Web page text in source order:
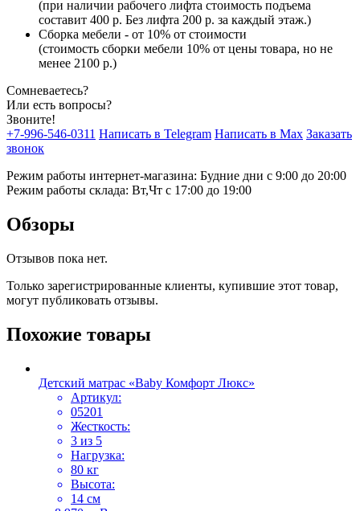
(при наличии рабочего лифта стоимость подъема
составит 400 р. Без лифта 200 р. за каждый этаж.)
Сборка мебели - от 10% от стоимости
(стоимость сборки мебели 10% от цены товара, но не
менее 2100 р.)
Сомневаетесь?
Или есть вопросы?
Звоните!
+7-996-546-0311 Написать в Telegram Написать в Max Заказать
звонок
Режим работы интернет-магазина: Будние дни с 9:00 до 20:00
Режим работы склада: Вт,Чт с 17:00 до 19:00
Обзоры
Отзывов пока нет.
Только зарегистрированные клиенты, купившие этот товар,
могут публиковать отзывы.
Похожие товары
Детский матрас «Baby Комфорт Люкс»
Артикул:
05201
Жесткость:
3 из 5
Нагрузка:
80 кг
Высота:
14 см